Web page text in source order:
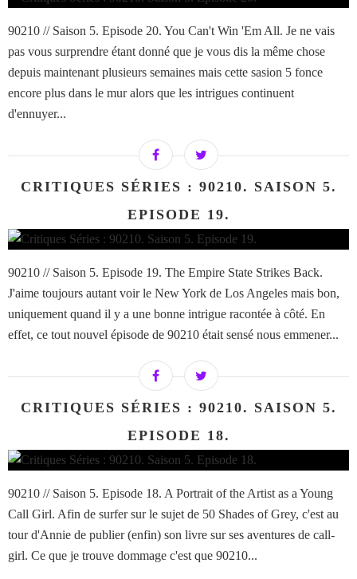
90210 // Saison 5. Episode 20. You Can't Win 'Em All. Je ne vais
pas vous surprendre étant donné que je vous dis la même chose
depuis maintenant plusieurs semaines mais cette sasion 5 fonce
encore plus dans le mur alors que les intrigues continuent
d'ennuyer...
CRITIQUES SÉRIES : 90210. SAISON 5.
EPISODE 19.
90210 // Saison 5. Episode 19. The Empire State Strikes Back.
J'aime toujours autant voir le New York de Los Angeles mais bon,
uniquement quand il y a une bonne intrigue racontée à côté. En
effet, ce tout nouvel épisode de 90210 était sensé nous emmener...
CRITIQUES SÉRIES : 90210. SAISON 5.
EPISODE 18.
90210 // Saison 5. Episode 18. A Portrait of the Artist as a Young
Call Girl. Afin de surfer sur le sujet de 50 Shades of Grey, c'est au
tour d'Annie de publier (enfin) son livre sur ses aventures de call-
girl. Ce que je trouve dommage c'est que 90210...